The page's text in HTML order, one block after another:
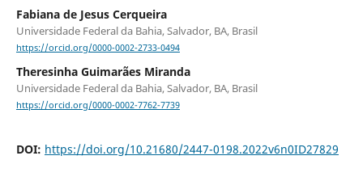
Fabiana de Jesus Cerqueira
Universidade Federal da Bahia, Salvador, BA, Brasil
https://orcid.org/0000-0002-2733-0494
Theresinha Guimarães Miranda
Universidade Federal da Bahia, Salvador, BA, Brasil
https://orcid.org/0000-0002-7762-7739
DOI: https://doi.org/10.21680/2447-0198.2022v6n0ID27829